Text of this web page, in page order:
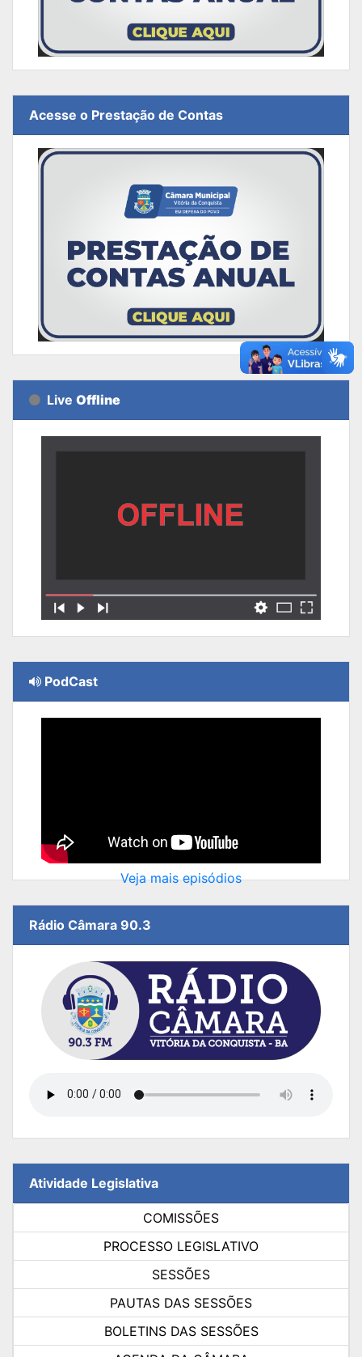
Acesse o Prestação de Contas
Live Offline
PodCast
Veja mais episódios
Rádio Câmara 90.3
Atividade Legislativa
COMISSÕES
PROCESSO LEGISLATIVO
SESSÕES
PAUTAS DAS SESSÕES
BOLETINS DAS SESSÕES